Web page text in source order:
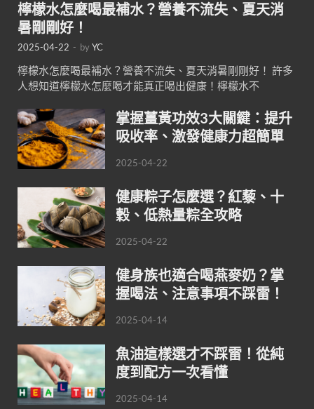
檸檬水怎麼喝最補水？營養不流失、夏天消
暑剛剛好！
2025-04-22 - byYC
檸檬水怎麼喝最補水？營養不流失、夏天消暑剛剛好！ 許多
人想知道檸檬水怎麼喝才能真正喝出健康！檸檬水不
掌握薑黃功效3大關鍵：提升
吸收率、激發健康力超簡單
2025-04-22
健康粽子怎麼選？紅藜、十
穀、低熱量粽全攻略
2025-04-22
健身族也適合喝燕麥奶？掌
握喝法、注意事項不踩雷！
2025-04-14
魚油這樣選才不踩雷！從純
度到配方一次看懂
2025-04-14